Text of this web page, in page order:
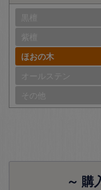
黒檀
紫檀
ほおの木
オールステン
その他
～ 購